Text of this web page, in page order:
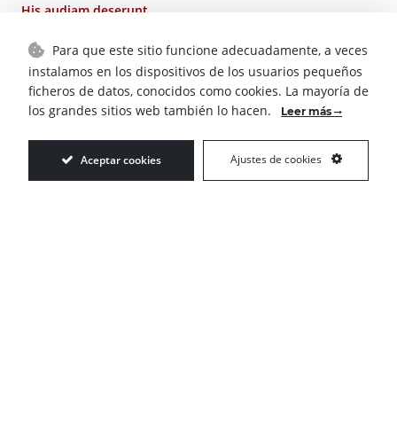
His audiam deserunt
Etiquetas
Categorías
Para que este sitio funcione adecuadamente, a veces
instalamos en los dispositivos de los usuarios pequeños
ficheros de datos, conocidos como cookies. La mayoría de
los grandes sitios web también lo hacen.
Leer más
Aceptar cookies Ajustes de cookies